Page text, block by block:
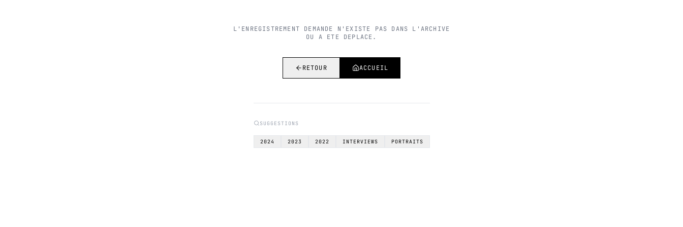
L'ENREGISTREMENT DEMANDE N'EXISTE PAS DANS L'ARCHIVE
OU A ETE DEPLACE.
RETOUR ACCUEIL
SUGGESTIONS
2024 2023 2022 INTERVIEWS PORTRAITS